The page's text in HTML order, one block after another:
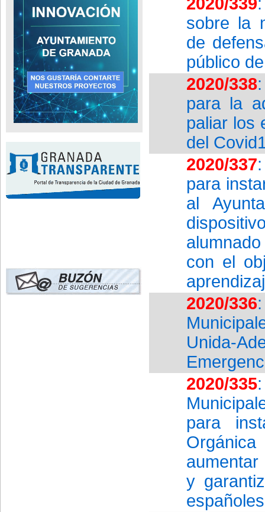
sobre la
de
público
2020/338
para la
paliar los
del
2020/337
para
al
con el
2020/336
Unida-
2020/335
para
y